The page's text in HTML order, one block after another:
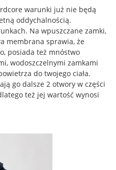
warunki już nie będą
oddychalnością.
Na wpuszczane zamki,
membrana sprawia, że
posiada też mnóstwo
wodoszczelnymi zamkami
do twojego ciała.
go dalsze 2 otwory w części
też jej wartość wynosi